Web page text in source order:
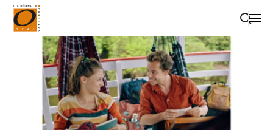
Suche schließen
Wegbeschreibung erhalten